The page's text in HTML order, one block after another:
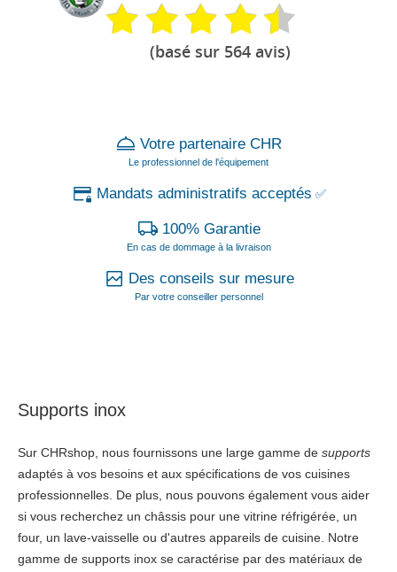
(basé sur 564 avis)
Votre partenaire CHR
Le professionnel de l'équipement
Mandats administratifs acceptés ✅
100% Garantie
En cas de dommage à la livraison
Des conseils sur mesure
Par votre conseiller personnel
Supports inox
Sur CHRshop, nous fournissons une large gamme de supports
adaptés à vos besoins et aux spécifications de vos cuisines
professionnelles. De plus, nous pouvons également vous aider
si vous recherchez un châssis pour une vitrine réfrigérée, un
four, un lave-vaisselle ou d'autres appareils de cuisine. Notre
gamme de supports inox se caractérise par des matériaux de